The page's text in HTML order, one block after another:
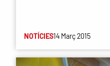
NOTÍCIES14 Març 2015